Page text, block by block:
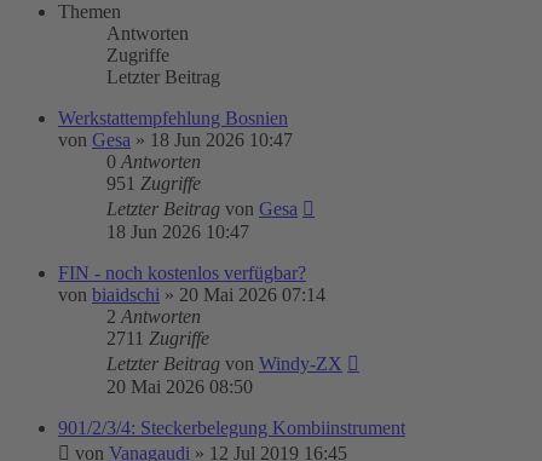
Themen
Antworten
Zugriffe
Letzter Beitrag
Werkstattempfehlung Bosnien
von Gesa » 18 Jun 2026 10:47
0 Antworten
951 Zugriffe
Letzter Beitrag von Gesa
18 Jun 2026 10:47
FIN - noch kostenlos verfügbar?
von biaidschi » 20 Mai 2026 07:14
2 Antworten
2711 Zugriffe
Letzter Beitrag von Windy-ZX
20 Mai 2026 08:50
901/2/3/4: Steckerbelegung Kombiinstrument
von Vanagaudi » 12 Jul 2019 16:45